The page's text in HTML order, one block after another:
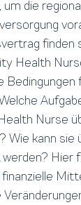
um die
finden
Health
Nurse
Wie kann
Hier